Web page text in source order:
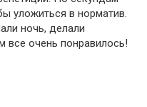
уложиться в норматив.
ночь, делали
все очень понравилось!